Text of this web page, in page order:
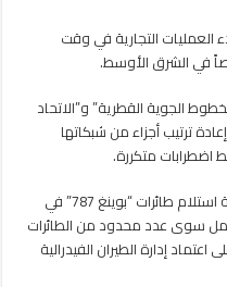
العمليات التجارية في وقت
في الشرق الأوسط.
الجوية القطرية” و”الاتحاد
ترتيب أجزاء من شبكاتها
اضطرابات متكررة.
كان من المفترض أن تبدأ الناقلة السعودية استلام طائرات “بوينغ 787” في
يُستكمل سوى عدد محدود من الطائرات
اعتماد إدارة الطيران الفيدرالية